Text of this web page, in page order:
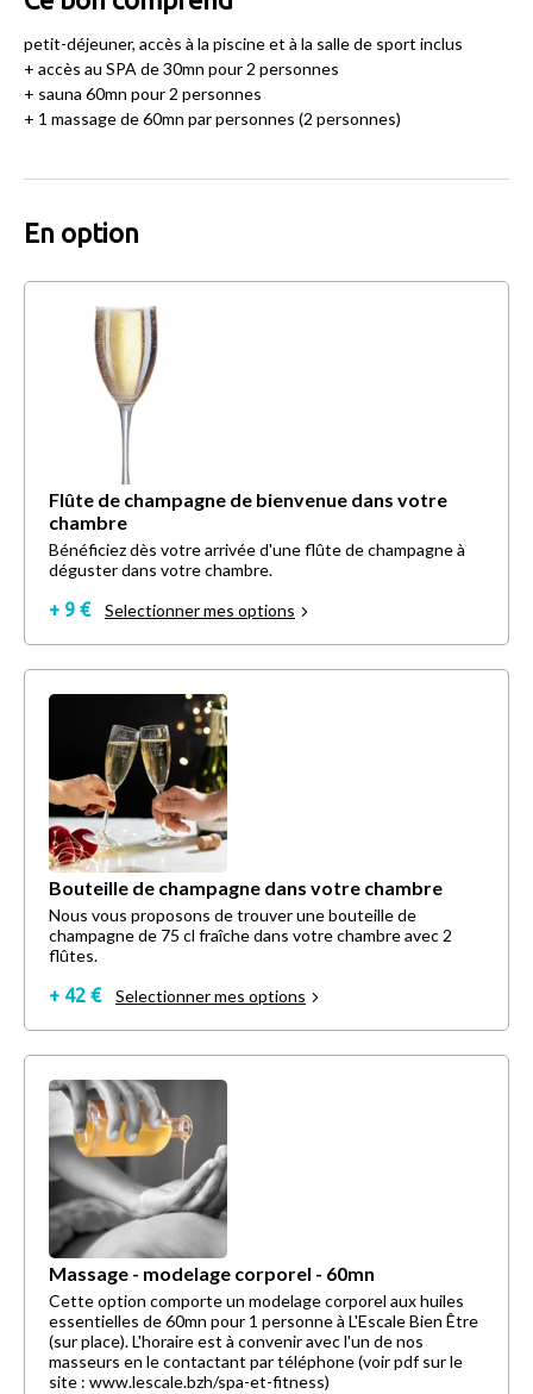
petit-déjeuner, accès à la piscine et à la salle de sport inclus
+ accès au SPA de 30mn pour 2 personnes
+ sauna 60mn pour 2 personnes
+ 1 massage de 60mn par personnes (2 personnes)
En option
Flûte de champagne de bienvenue dans votre
chambre
Bénéficiez dès votre arrivée d'une flûte de champagne à
déguster dans votre chambre.
+ 9 € Selectionner mes options
Bouteille de champagne dans votre chambre
Nous vous proposons de trouver une bouteille de
champagne de 75 cl fraîche dans votre chambre avec 2
flûtes.
+ 42 € Selectionner mes options
Massage - modelage corporel - 60mn
Cette option comporte un modelage corporel aux huiles
essentielles de 60mn pour 1 personne à L'Escale Bien Être
(sur place). L'horaire est à convenir avec l'un de nos
masseurs en le contactant par téléphone (voir pdf sur le
site : www.lescale.bzh/spa-et-fitness)